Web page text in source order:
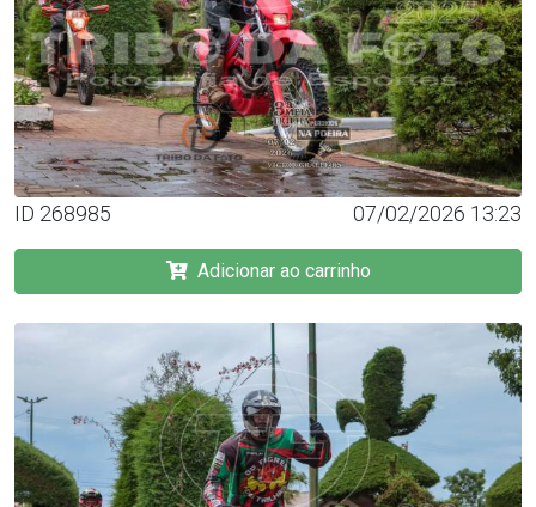
ID 268985 07/02/2026 13:23
Adicionar ao carrinho